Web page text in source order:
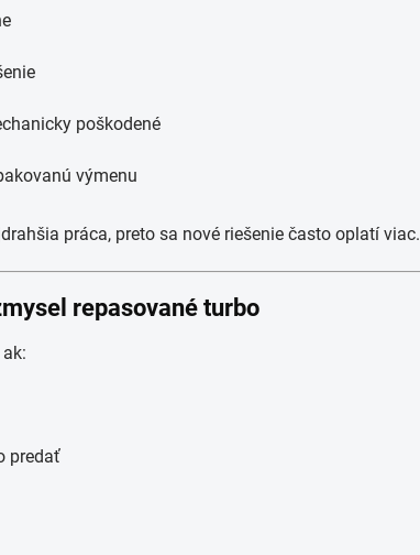
poškodené
výmenu
práca, preto sa nové riešenie často oplatí viac.
repasované turbo
predať